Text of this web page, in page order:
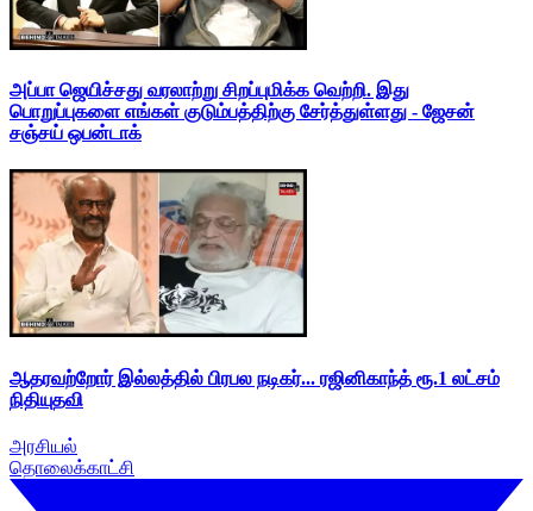
அப்பா ஜெயிச்சது வரலாற்று சிறப்புமிக்க வெற்றி. இது
பொறுப்புகளை எங்கள் குடும்பத்திற்கு சேர்த்துள்ளது - ஜேசன்
சஞ்சய் ஒபன்டாக்
ஆதரவற்றோர் இல்லத்தில் பிரபல நடிகர்... ரஜினிகாந்த் ரூ.1 லட்சம்
நிதியுதவி
அரசியல்
தொலைக்காட்சி